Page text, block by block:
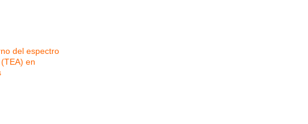
del espectro
en